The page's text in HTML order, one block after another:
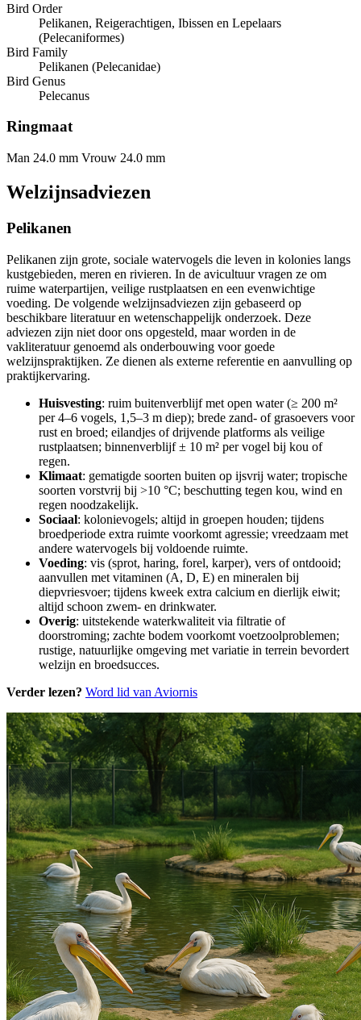
Bird Order
Pelikanen, Reigerachtigen, Ibissen en Lepelaars
(Pelecaniformes)
Bird Family
Pelikanen (Pelecanidae)
Bird Genus
Pelecanus
Ringmaat
Man 24.0 mm Vrouw 24.0 mm
Welzijnsadviezen
Pelikanen
Pelikanen zijn grote, sociale watervogels die leven in kolonies langs
kustgebieden, meren en rivieren. In de avicultuur vragen ze om
ruime waterpartijen, veilige rustplaatsen en een evenwichtige
voeding. De volgende welzijnsadviezen zijn gebaseerd op
beschikbare literatuur en wetenschappelijk onderzoek. Deze
adviezen zijn niet door ons opgesteld, maar worden in de
vakliteratuur genoemd als onderbouwing voor goede
welzijnspraktijken. Ze dienen als externe referentie en aanvulling op
praktijkervaring.
Huisvesting: ruim buitenverblijf met open water (≥ 200 m²
per 4–6 vogels, 1,5–3 m diep); brede zand- of grasoevers voor
rust en broed; eilandjes of drijvende platforms als veilige
rustplaatsen; binnenverblijf ± 10 m² per vogel bij kou of
regen.
Klimaat: gematigde soorten buiten op ijsvrij water; tropische
soorten vorstvrij bij >10 °C; beschutting tegen kou, wind en
regen noodzakelijk.
Sociaal: kolonievogels; altijd in groepen houden; tijdens
broedperiode extra ruimte voorkomt agressie; vreedzaam met
andere watervogels bij voldoende ruimte.
Voeding: vis (sprot, haring, forel, karper), vers of ontdooid;
aanvullen met vitaminen (A, D, E) en mineralen bij
diepvriesvoer; tijdens kweek extra calcium en dierlijk eiwit;
altijd schoon zwem- en drinkwater.
Overig: uitstekende waterkwaliteit via filtratie of
doorstroming; zachte bodem voorkomt voetzoolproblemen;
rustige, natuurlijke omgeving met variatie in terrein bevordert
welzijn en broedsucces.
Verder lezen? Word lid van Aviornis